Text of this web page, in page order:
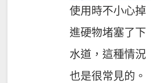
使用時不小心掉
進硬物堵塞了下
水道，這種情況
也是很常見的。